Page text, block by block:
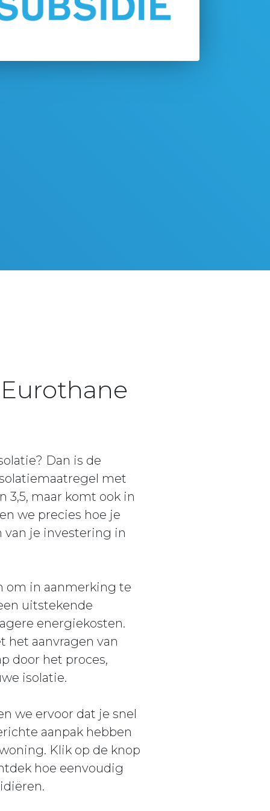
Dan is de
met
3,5, maar komt ook in
we precies hoe je
je investering in
om in aanmerking te
uitstekende
energiekosten.
het aanvragen van
door het proces,
isolatie.
we ervoor dat je snel
aanpak hebben
Klik op de knop
hoe eenvoudig